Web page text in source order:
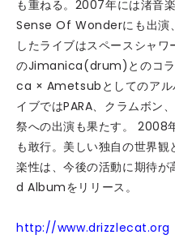
も重ねる。2007年には渚音
Sense Of Wonderにも出演
したライブはスペースシャ
のJimanica(drum)とのコラ
ca × Ametsubとしてのアル
イブではPARA、クラムボン
祭への出演も果たす。 2008
も敢行。美しい独自の世界
楽性は、今後の活動に期待
d Albumをリリース。
http://www.drizzlecat.org